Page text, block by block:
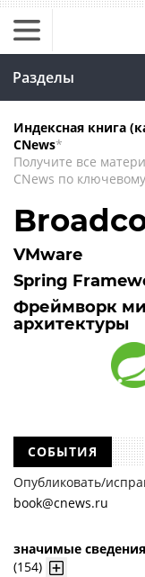
Разделы
Индексная книга
CNews*
Получите все
CNews по
VMware
Spring
Фреймворк
архитектуры
СОБЫТИЯ
Опубликовать/
book@cnews.ru
значимые
(154)